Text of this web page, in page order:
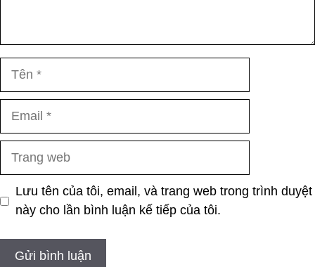
Lưu tên của tôi, email, và trang web trong trình duyệt
này cho lần bình luận kế tiếp của tôi.